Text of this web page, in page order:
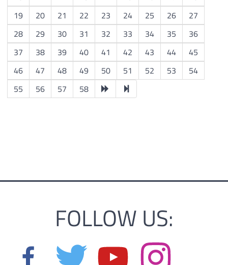
19
20 21 22 23 24 25 26
27
28
29 30 31 32 33 34 35
36
37
38 39 40 41 42 43 44
45
46
47 48 49 50 51 52 53
54
55
56 57 58
FOLLOW US: